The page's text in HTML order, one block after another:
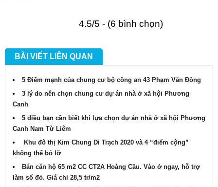
4.5/5 - (6 bình chọn)
BÀI VIẾT LIÊN QUAN
5 Điểm mạnh của chung cư bộ công an 43 Phạm Văn Đồng
3 lý do nên chọn chung cư dự án nhà ở xã hội Phương
Canh
5 điều bạn cần biết khi lựa chọn dự án nhà ở xã hội Phương
Canh Nam Từ Liêm
Khu đô thị Kim Chung Di Trạch 2020 và 4 “điểm cộng”
không thể bỏ lỡ
Bán căn hộ 65 m2 CC CT2A Hoàng Cầu. Vào ở ngay, hỗ trợ
làm sổ đỏ. Giá chỉ 28,5 tr/m2